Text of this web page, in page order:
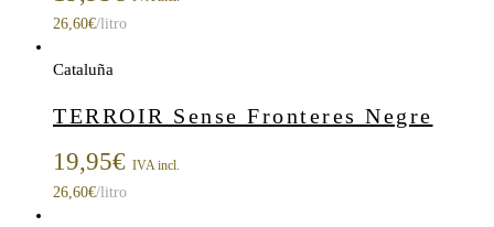
26,60€/litro
Cataluña
TERROIR Sense Fronteres Negre
19,95€ IVA incl.
26,60€/litro